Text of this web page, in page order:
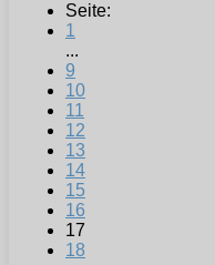
Seite:
1
...
9
10
11
12
13
14
15
16
17
18